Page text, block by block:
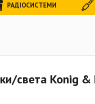
света Konig
РАДІОСИСТЕМИ